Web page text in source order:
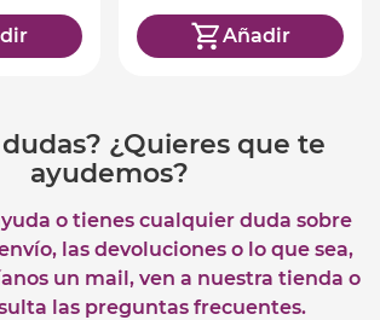
Añadir
¿Quieres que te
ayudemos?
o tienes cualquier duda sobre
las devoluciones o lo que sea,
un mail, ven a nuestra tienda o
las preguntas frecuentes.